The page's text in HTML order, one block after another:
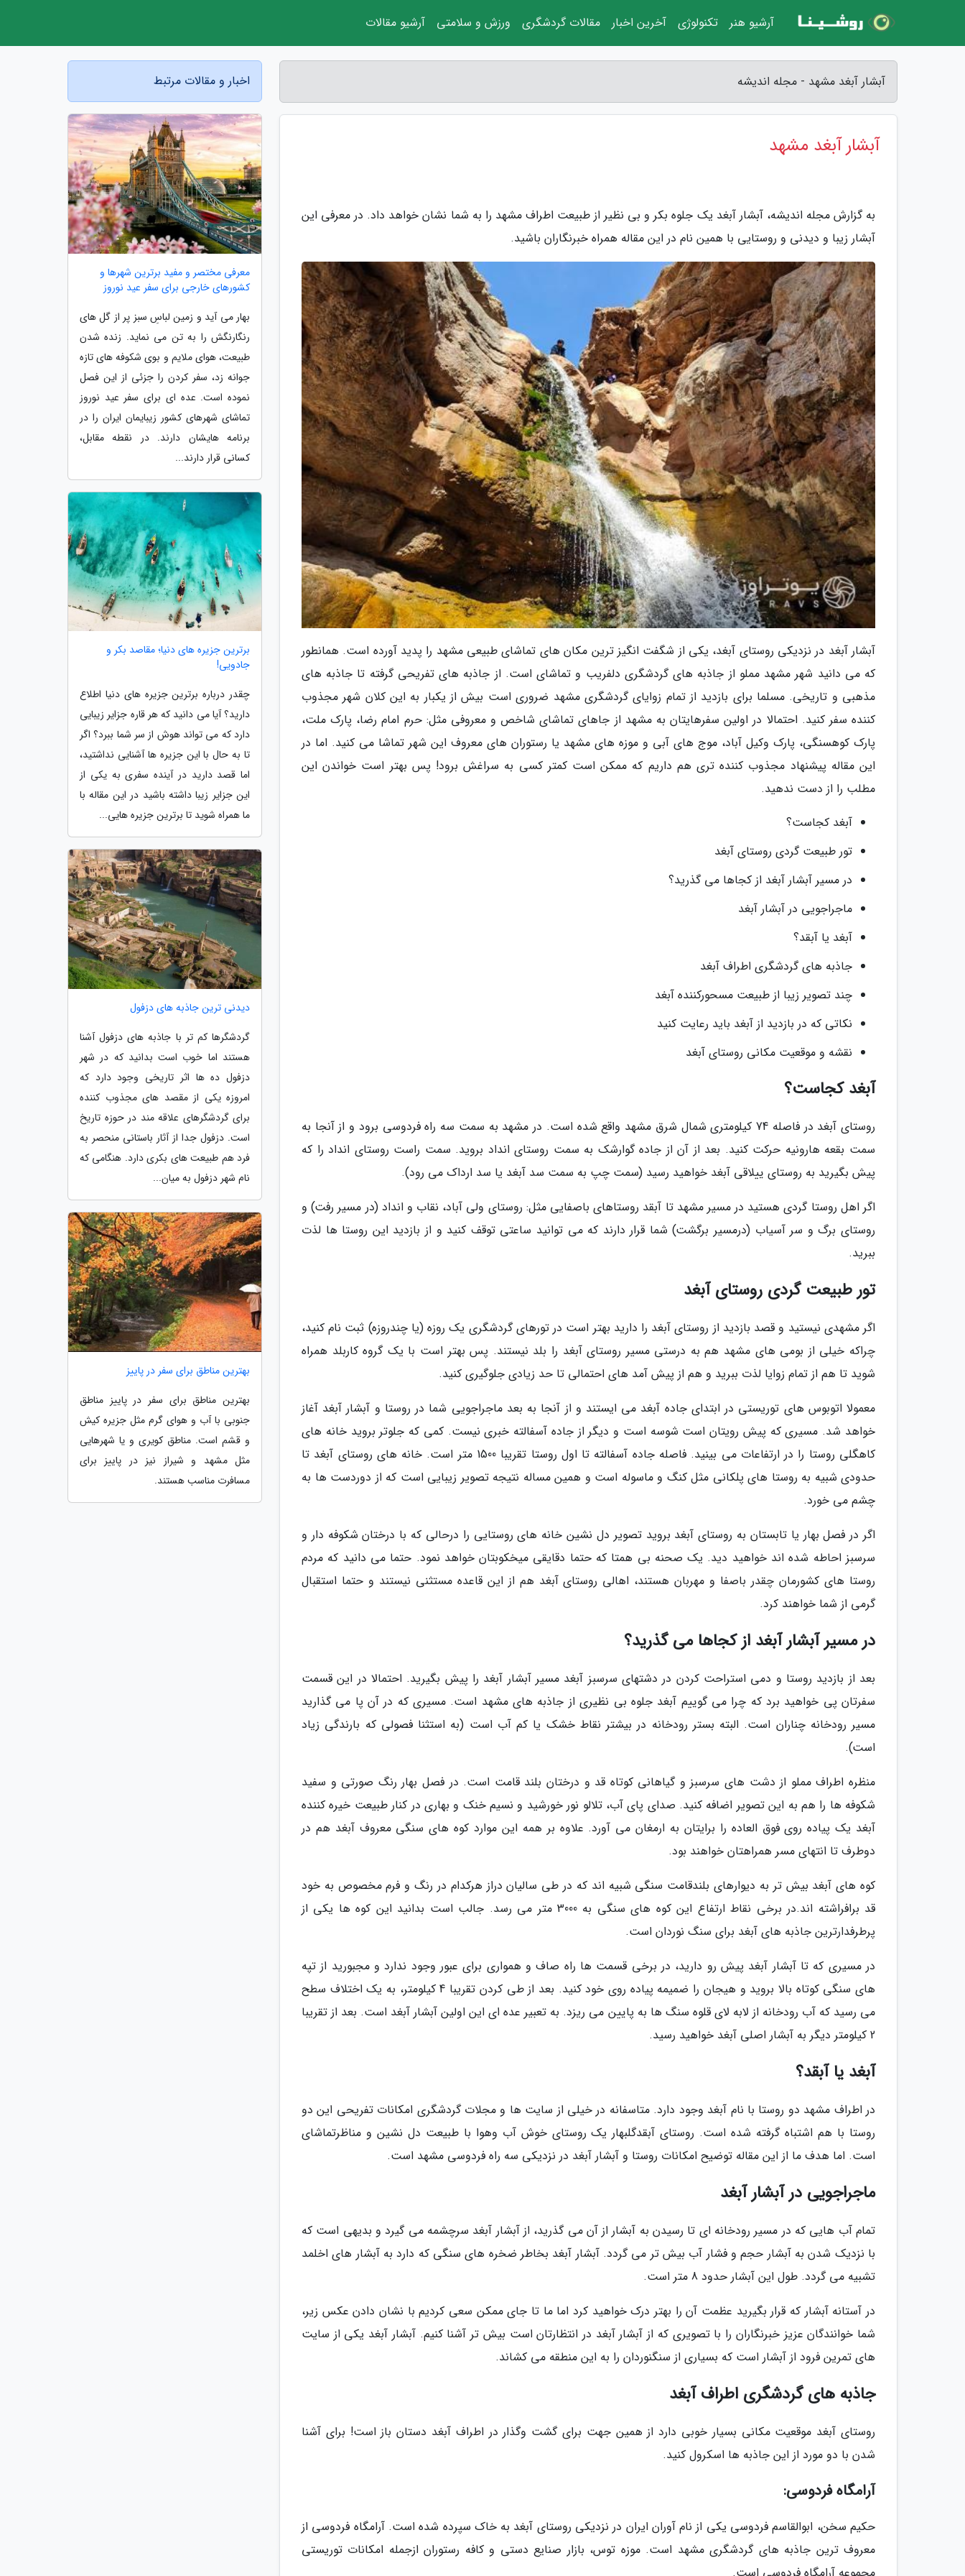
آبشار آبغد مشهد - مجله اندیشه
آبشار آبغد مشهد
به گزارش مجله اندیشه، آبشار آبغد یک جلوه بکر و بی نظیر از طبیعت اطراف مشهد را به شما نشان خواهد داد. در معرفی این
آبشار زیبا و دیدنی و روستایی با همین نام در این مقاله همراه خبرنگاران باشید.
آبشار آبغد در نزدیکی روستای آبغد، یکی از شگفت انگیز ترین مکان های تماشای طبیعی مشهد را پدید آورده است. همانطور
که می دانید شهر مشهد مملو از جاذبه های گردشگری دلفریب و تماشای است. از جاذبه های تفریحی گرفته تا جاذبه های
مذهبی و تاریخی. مسلما برای بازدید از تمام زوایای گردشگری مشهد ضروری است بیش از یکبار به این کلان شهر مجذوب
کننده سفر کنید. احتمالا در اولین سفرهایتان به مشهد از جاهای تماشای شاخص و معروفی مثل: حرم امام رضا، پارک ملت،
پارک کوهسنگی، پارک وکیل آباد، موج های آبی و موزه های مشهد یا رستوران های معروف این شهر تماشا می کنید. اما در
این مقاله پیشنهاد مجذوب کننده تری هم داریم که ممکن است کمتر کسی به سراغش برود! پس بهتر است خواندن این
مطلب را از دست ندهید.
آبغد کجاست؟
تور طبیعت گردی روستای آبغد
در مسیر آبشار آبغد از کجاها می گذرید؟
ماجراجویی در آبشار آبغد
آبغد یا آبقد؟
جاذبه های گردشگری اطراف آبغد
چند تصویر زیبا از طبیعت مسحورکننده آبغد
نکاتی که در بازدید از آبغد باید رعایت کنید
نقشه و موقعیت مکانی روستای آبغد
آبغد کجاست؟
روستای آبغد در فاصله 74 کیلومتری شمال شرق مشهد واقع شده است. در مشهد به سمت سه راه فردوسی برود و از آنجا به
سمت بقعه هارونیه حرکت کنید. بعد از آن از جاده گوارشک به سمت روستای انداد بروید. سمت راست روستای انداد را که
پیش بگیرید به روستای ییلاقی آبغد خواهید رسید (سمت چپ به سمت سد آبغد یا سد ارداک می رود).
اگر اهل روستا گردی هستید در مسیر مشهد تا آبقد روستاهای باصفایی مثل: روستای ولی آباد، نقاب و انداد (در مسیر رفت) و
روستای برگ و سر آسیاب (درمسیر برگشت) شما قرار دارند که می توانید ساعتی توقف کنید و از بازدید این روستا ها لذت
ببرید.
تور طبیعت گردی روستای آبغد
اگر مشهدی نیستید و قصد بازدید از روستای آبغد را دارید بهتر است در تورهای گردشگری یک روزه (یا چندروزه) ثبت نام کنید،
چراکه خیلی از بومی های مشهد هم به درستی مسیر روستای آبغد را بلد نیستند. پس بهتر است با یک گروه کاربلد همراه
شوید تا هم از تمام زوایا لذت ببرید و هم از پیش آمد های احتمالی تا حد زیادی جلوگیری کنید.
معمولا اتوبوس های توریستی در ابتدای جاده آبغد می ایستند و از آنجا به بعد ماجراجویی شما در روستا و آبشار آبغد آغاز
خواهد شد. مسیری که پیش رویتان است شوسه است و دیگر از جاده آسفالته خبری نیست. کمی که جلوتر بروید خانه های
کاهگلی روستا را در ارتفاعات می بینید. فاصله جاده آسفالته تا اول روستا تقریبا 1500 متر است. خانه های روستای آبغد تا
حدودی شبیه به روستا های پلکانی مثل کنگ و ماسوله است و همین مساله نتیجه تصویر زیبایی است که از دوردست ها به
چشم می خورد.
اگر در فصل بهار یا تابستان به روستای آبغد بروید تصویر دل نشین خانه های روستایی را درحالی که با درختان شکوفه دار و
سرسبز احاطه شده اند خواهید دید. یک صحنه بی همتا که حتما دقایقی میخکوبتان خواهد نمود. حتما می دانید که مردم
روستا های کشورمان چقدر باصفا و مهربان هستند، اهالی روستای آبغد هم از این قاعده مستثنی نیستند و حتما استقبال
گرمی از شما خواهند کرد.
در مسیر آبشار آبغد از کجاها می گذرید؟
بعد از بازدید روستا و دمی استراحت کردن در دشتهای سرسبز آبغد مسیر آبشار آبغد را پیش بگیرید. احتمالا در این قسمت
سفرتان پی خواهید برد که چرا می گوییم آبغد جلوه بی نظیری از جاذبه های مشهد است. مسیری که در آن پا می گذارید
مسیر رودخانه چناران است. البته بستر رودخانه در بیشتر نقاط خشک یا کم آب است (به استثنا فصولی که بارندگی زیاد
است).
منظره اطراف مملو از دشت های سرسبز و گیاهانی کوتاه قد و درختان بلند قامت است. در فصل بهار رنگ صورتی و سفید
شکوفه ها را هم به این تصویر اضافه کنید. صدای پای آب، تلالو نور خورشید و نسیم خنک و بهاری در کنار طبیعت خیره کننده
آبغد یک پیاده روی فوق العاده را برایتان به ارمغان می آورد. علاوه بر همه این موارد کوه های سنگی معروف آبغد هم در
دوطرف تا انتهای مسر همراهتان خواهند بود.
کوه های آبغد بیش تر به دیوارهای بلندقامت سنگی شبیه اند که در طی سالیان دراز هرکدام در رنگ و فرم مخصوص به خود
قد برافراشته اند.در برخی نقاط ارتفاع این کوه های سنگی به 3000 متر می رسد. جالب است بدانید این کوه ها یکی از
پرطرفدارترین جاذبه های آبغد برای سنگ نوردان است.
در مسیری که تا آبشار آبغد پیش رو دارید، در برخی قسمت ها راه صاف و همواری برای عبور وجود ندارد و مجبورید از تپه
های سنگی کوتاه بالا بروید و هیجان را ضمیمه پیاده روی خود کنید. بعد از طی کردن تقریبا 4 کیلومتر، به یک اختلاف سطح
می رسید که آب رودخانه از لابه لای قلوه سنگ ها به پایین می ریزد. به تعبیر عده ای این اولین آبشار آبغد است. بعد از تقریبا
2 کیلومتر دیگر به آبشار اصلی آبغد خواهید رسید.
آبغد یا آبقد؟
در اطراف مشهد دو روستا با نام آبغد وجود دارد. متاسفانه در خیلی از سایت ها و مجلات گردشگری امکانات تفریحی این دو
روستا با هم اشتباه گرفته شده است. روستای آبقدگلبهار یک روستای خوش آب وهوا با طبیعت دل نشین و مناظرتماشای
است. اما هدف ما از این مقاله توضیح امکانات روستا و آبشار آبغد در نزدیکی سه راه فردوسی مشهد است.
ماجراجویی در آبشار آبغد
تمام آب هایی که در مسیر رودخانه ای تا رسیدن به آبشار از آن می گذرید، از آبشار آبغد سرچشمه می گیرد و بدیهی است که
با نزدیک شدن به آبشار حجم و فشار آب بیش تر می گردد. آبشار آبغد بخاطر ضخره های سنگی که دارد به آبشار های اخلمد
تشبیه می گردد. طول این آبشار حدود 8 متر است.
در آستانه آبشار که قرار بگیرید عظمت آن را بهتر درک خواهید کرد اما ما تا جای ممکن سعی کردیم با نشان دادن عکس زیر،
شما خوانندگان عزیز خبرنگاران را با تصویری که از آبشار آبغد در انتظارتان است بیش تر آشنا کنیم. آبشار آبغد یکی از سایت
های تمرین فرود از آبشار است که بسیاری از سنگنوردان را به این منطقه می کشاند.
جاذبه های گردشگری اطراف آبغد
روستای آبغد موقعیت مکانی بسیار خوبی دارد از همین جهت برای گشت وگذار در اطراف آبغد دستان باز است! برای آشنا
شدن با دو مورد از این جاذبه ها اسکرول کنید.
آرامگاه فردوسی:
حکیم سخن، ابوالقاسم فردوسی یکی از نام آوران ایران در نزدیکی روستای آبغد به خاک سپرده شده است. آرامگاه فردوسی از
معروف ترین جاذبه های گردشگری مشهد است. موزه توس، بازار صنایع دستی و کافه رستوران ازجمله امکانات توریستی
اخبار و مقالات مرتبط
معرفی مختصر و مفید برترین شهرها و
کشورهای خارجی برای سفر عید نوروز
بهار می آید و زمین لباسِ سبز پر از گل های
رنگارنگش را به تن می نماید. زنده شدن
طبیعت، هوای ملایم و بوی شکوفه های تازه
جوانه زد، سفر کردن را جزئی از این فصل
نموده است. عده ای برای سفر عید نوروز
تماشای شهرهای کشور زیبایمان ایران را در
برنامه هایشان دارند. در نقطه مقابل،
کسانی قرار دارند...
برترین جزیره های دنیا؛ مقاصد بکر و
جادویی!
چقدر درباره برترین جزیره های دنیا اطلاع
دارید؟ آیا می دانید که هر قاره جزایر زیبایی
دارد که می تواند هوش از سر شما ببرد؟ اگر
تا به حال با این جزیره ها آشنایی نداشتید،
اما قصد دارید در آینده سفری به یکی از
این جزایر زیبا داشته باشید در این مقاله با
ما همراه شوید تا برترین جزیره هایی...
دیدنی ترین جاذبه های دزفول
گردشگرها کم تر با جاذبه های دزفول آشنا
هستند اما خوب است بدانید که در شهر
دزفول ده ها اثر تاریخی وجود دارد که
امروزه یکی از مقصد های مجذوب کننده
برای گردشگرهای علاقه مند در حوزه تاریخ
است. دزفول جدا از آثار باستانی منحصر به
فرد هم طبیعت های بکری دارد. هنگامی که
نام شهر دزفول به میان...
بهترین مناطق برای سفر در پاییز
بهترین مناطق برای سفر در پاییز مناطق
جنوبی با آب و هوای گرم مثل جزیره کیش
و قشم است. مناطق کویری و یا شهرهایی
مثل مشهد و شیراز نیز در پاییز برای
مسافرت مناسب هستند.
آرشیو هنر تکنولوژی آخرین اخبار مقالات گردشگری ورزش و سلامتی آرشیو مقالات